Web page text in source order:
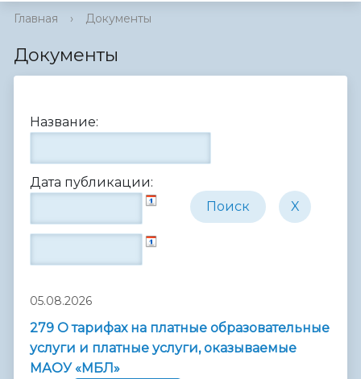
Главная › Документы
Документы
Название:
Дата публикации:
05.08.2026
279 О тарифах на платные образовательные
услуги и платные услуги, оказываемые
МАОУ «МБЛ»